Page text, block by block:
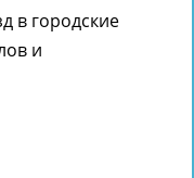
в городские
и